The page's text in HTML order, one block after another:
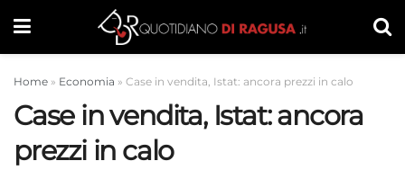
Home » Economia » Case in vendita, Istat: ancora prezzi in calo
Case in vendita, Istat: ancora
prezzi in calo